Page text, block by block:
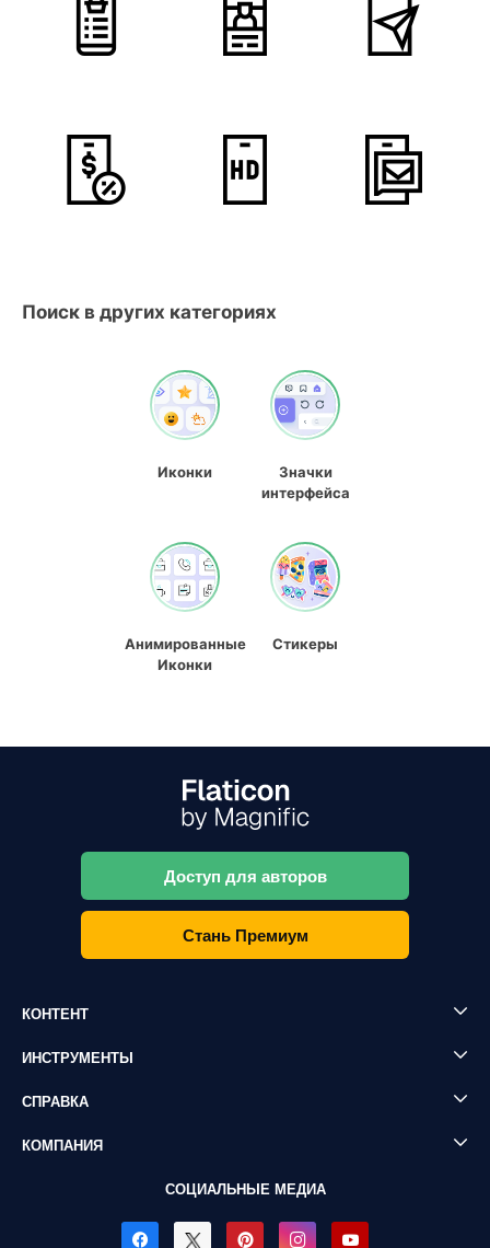
Поиск в других категориях
Иконки
Значки
интерфейса
Анимированные
Иконки
Стикеры
Доступ для авторов
Стань Премиум
КОНТЕНТ
ИНСТРУМЕНТЫ
СПРАВКА
КОМПАНИЯ
СОЦИАЛЬНЫЕ МЕДИА